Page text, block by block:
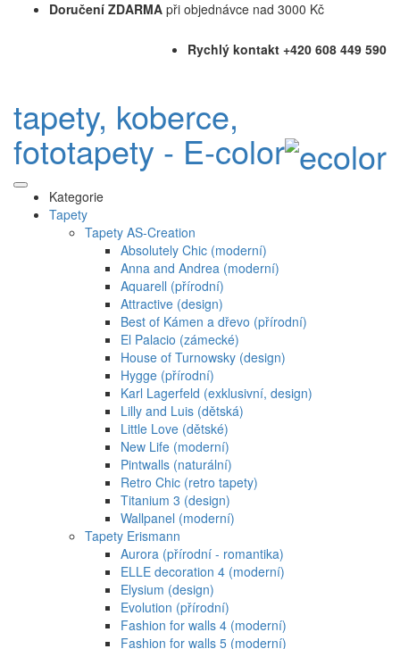
Doručení ZDARMA při objednávce nad 3000 Kč
Rychlý kontakt +420 608 449 590
tapety, koberce,
fototapety - E-color
Kategorie
Tapety
Tapety AS-Creation
Absolutely Chic (moderní)
Anna and Andrea (moderní)
Aquarell (přírodní)
Attractive (design)
Best of Kámen a dřevo (přírodní)
El Palacio (zámecké)
House of Turnowsky (design)
Hygge (přírodní)
Karl Lagerfeld (exklusivní, design)
Lilly and Luis (dětská)
Little Love (dětské)
New Life (moderní)
Pintwalls (naturální)
Retro Chic (retro tapety)
Titanium 3 (design)
Wallpanel (moderní)
Tapety Erismann
Aurora (přírodní - romantika)
ELLE decoration 4 (moderní)
Elysium (design)
Evolution (přírodní)
Fashion for walls 4 (moderní)
Fashion for walls 5 (moderní)